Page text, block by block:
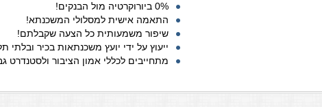
0% ביורוקרטיה מול הבנקים!
התאמה אישית למסלולי המשכנתא!
שיפור משמעותית כל הצעה שקבלתם!
ייעוץ על ידי יועץ משכנתאות בכיר ובלתי
מתחייבים לכללי אמון הציבור ולסטנדרט